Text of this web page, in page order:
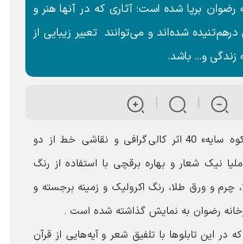
رضوان برپا شده است؛ آثاری که در آنها هنر و
شده‌اند و می‌توانند تعبیر زیبایی از
زندگی و... باشد.
در نمایشگاه «شکوه سایه» 40 اثر کالی گرافی و نقاشی خط از دو
نیک شعار و بهاره برقچی با استفاده از رنگ
چرم و ورق طلا، رنگ اکرولیک و زمینه برجسته و
رضوان به نمایش گذاشته شده است .
در این تابلوها با تلفیق شعر و آیه‌هایی از قرآن